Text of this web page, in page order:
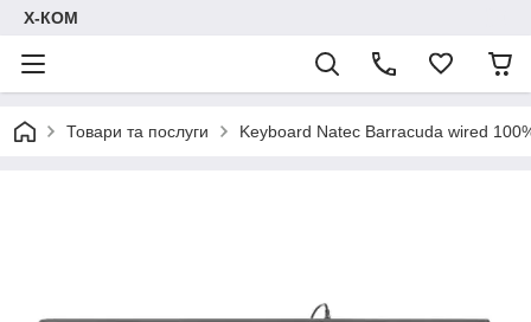
Х-КОМ
Товари та послуги Keyboard Natec Barracuda wired